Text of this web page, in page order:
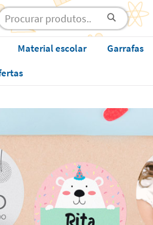
Material escolar Garrafas